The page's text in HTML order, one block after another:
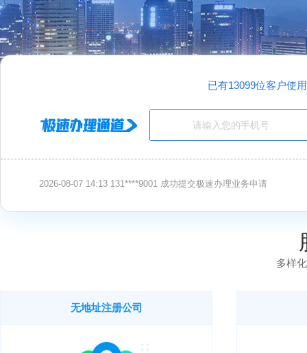
多样
已有13099位客户使
2026-08-0714:13 131****9001 成功提交极速办理业务申请
10:55 130****1234 成功提交极速办理业务申请
2026-08-07 11:33 180****6613 成功提交极速办理业务申请
2026-08-07 14:13 131****9001 成功提交极速办理业务申请
无地址注册公司